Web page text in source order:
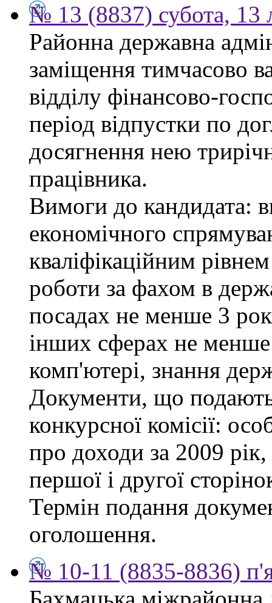
№ 13 (8837) субота, 13
Районна державна
заміщення тимчасово
відділу фінансово-
період відпустки по
досягнення нею
працівника.
Вимоги до кандидата:
економічного
кваліфікаційним
роботи за фахом в
посадах не менше 3
інших сферах не
комп'ютері, знання
Документи, що
конкурсної комісії:
про доходи за 2009 рік,
першої і другої
Термін подання
оголошення.
№ 10-11 (8835-8836)